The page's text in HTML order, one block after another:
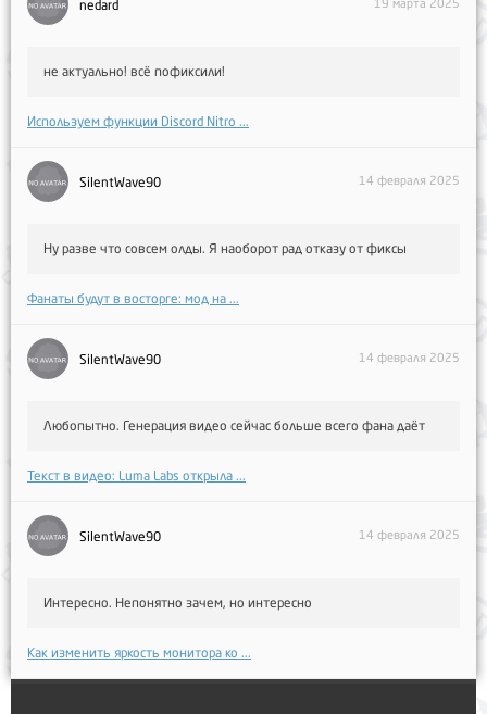
nedard 19 марта 2025
не актуально! всё пофиксили!
Используем функции Discord Nitro ...
SilentWave90 14 февраля 2025
Ну разве что совсем олды. Я наоборот рад отказу от фиксы
Фанаты будут в восторге: мод на ...
SilentWave90 14 февраля 2025
Любопытно. Генерация видео сейчас больше всего фана даёт
Текст в видео: Luma Labs открыла ...
SilentWave90 14 февраля 2025
Интересно. Непонятно зачем, но интересно
Как изменить яркость монитора ко ...